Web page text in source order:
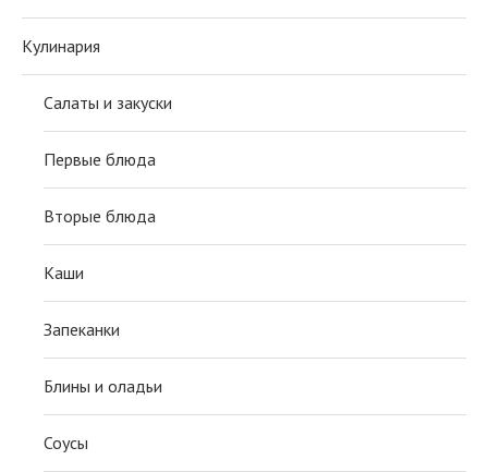
Кулинария
Салаты и закуски
Первые блюда
Вторые блюда
Каши
Запеканки
Блины и оладьи
Соусы